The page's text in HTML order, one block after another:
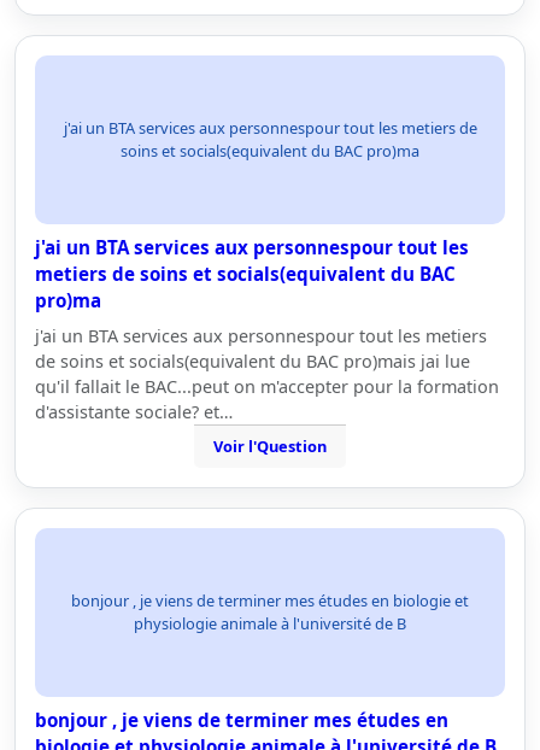
j'ai un BTA services aux personnespour tout les metiers de
soins et socials(equivalent du BAC pro)ma
j'ai un BTA services aux personnespour tout les
metiers de soins et socials(equivalent du BAC
pro)ma
j'ai un BTA services aux personnespour tout les metiers
de soins et socials(equivalent du BAC pro)mais jai lue
qu'il fallait le BAC...peut on m'accepter pour la formation
d'assistante sociale? et…
Voir l'Question
bonjour , je viens de terminer mes études en biologie et
physiologie animale à l'université de B
bonjour , je viens de terminer mes études en